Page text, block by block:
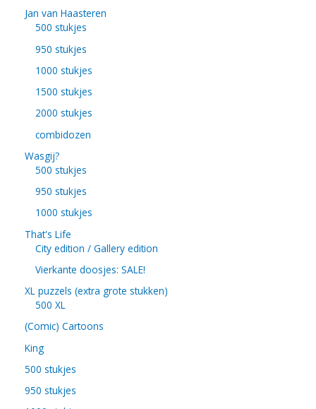
Jan van Haasteren
500 stukjes
950 stukjes
1000 stukjes
1500 stukjes
2000 stukjes
combidozen
Wasgij?
500 stukjes
950 stukjes
1000 stukjes
That's Life
City edition / Gallery edition
Vierkante doosjes: SALE!
XL puzzels (extra grote stukken)
500 XL
(Comic) Cartoons
King
500 stukjes
950 stukjes